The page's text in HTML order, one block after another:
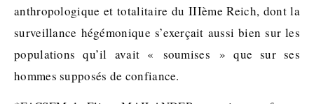
anthropologique et totalitaire du IIIème Reich, dont la
surveillance hégémonique s’exerçait aussi bien sur les
populations qu’il avait « soumises » que sur ses
hommes supposés de confiance.